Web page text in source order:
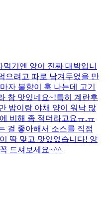
기엔 양이 진짜 대박입니
으려고 따로 남겨두었을 만
자 불향이 훅 나는데 고기
참 맛있네요~!특히 계란후
밥이랑 야채 양이 워낙 많
비해 좀 적더라고요ㅠ.ㅠ
걸 좋아해서 소스를 직접
딱 맞고 맛있었습니다! 양
드셔보세요~^^